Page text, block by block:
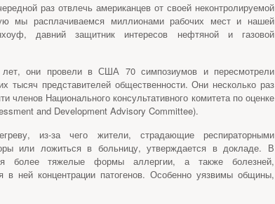
раз отвлечь американцев от своей неконтролируемой
мы расплачиваемся миллионами рабочих мест и нашей
давний защитник интересов нефтяной и газовой
лет, они провели в США 70 симпозиумов и пересмотрели
тысяч представителей общественности. Они несколько раз
Национального консультативного комитета по оценке
and Development Advisory Committee).
из-за чего жители, страдающие респираторными
или ложиться в больницу, утверждается в докладе. В
более тяжелые формы аллергии, а также болезней,
ней концентрации патогенов. Особенно уязвимы общины,